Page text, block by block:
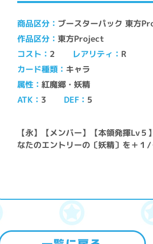
商品区分 ブースターパック 東方
作品区分 東方Project
コスト 2 レアリティ R
カード種類 キャラ
属性 紅魔郷・妖精
ATK 3 DEF 5
【永】【メンバー】【本領発揮Lv
なたのエントリーの〔妖精〕を＋１/